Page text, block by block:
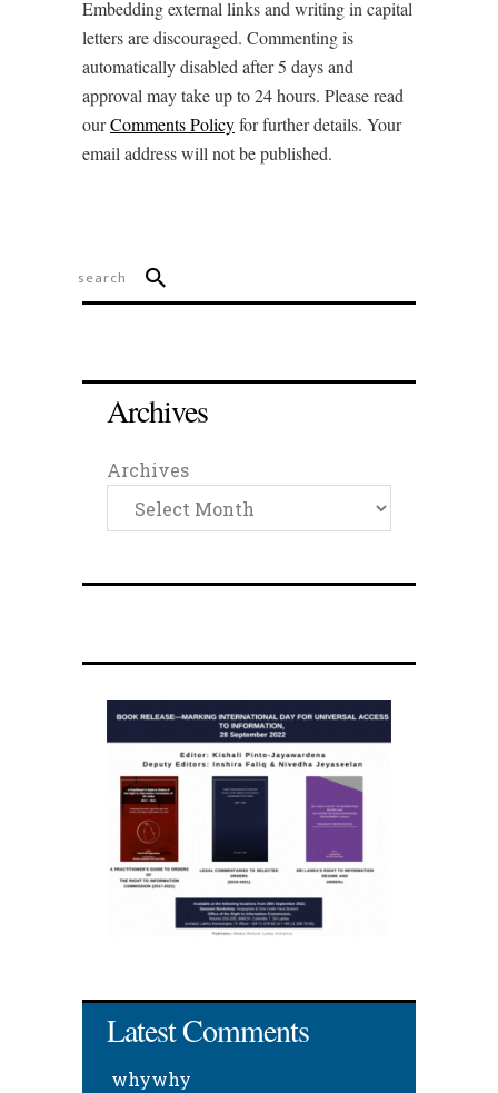
Embedding external links and writing in capital
letters are discouraged. Commenting is
automatically disabled after 5 days and
approval may take up to 24 hours. Please read
ourComments Policyfor further details. Your
email address will not be published.
Archives
Archives
Latest Comments
whywhy